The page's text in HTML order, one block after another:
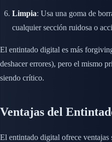
Limpia: Usa una goma de
cualquier sección ruidosa o
El entintado digital es más
deshacer errores), pero el mismo
siendo crítico.
Ventajas del
El entintado digital ofrece